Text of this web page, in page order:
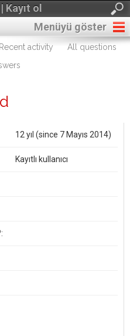
Kayıt ol
Menüyü göster
Recent activity
All questions
12 yıl (since 7 Mayıs 2014)
Kayıtlı kullanıcı